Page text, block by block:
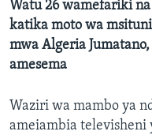
Watu 26 wamefariki
katika moto wa
mwa Algeria
amesema
Waziri wa mambo ya
ameiambia televisheni